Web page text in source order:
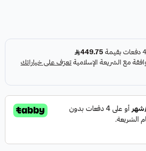
مصممة خصيصًا لتعزيز أداء نظام
القاسية مثل السرعات العالية أو